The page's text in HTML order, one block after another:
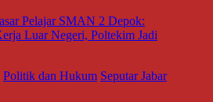
Politik dan Hukum Seputar Jabar